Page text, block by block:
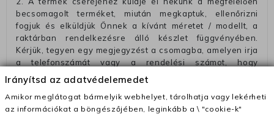
becsomagolt terméket, miután megkaptuk, ellenőrizni
fogjuk és elküldjük Önnek a kívánt méretet / modellt, a
raktárban rendelkezésre álló készlet függvényében.
Kérjük, tegyen egy megjegyzést a csomagba, amelyen irja
a telefonszámát vagy a rendelési számot, hogy
megkönnyitse az azonósitást és a visszatéritést.
Az elküldött csomagok visszautasításra kerülnek, ha
ezeket nem megfelelő módon csomagolják !!
Irányítsd az adatvédelemedet
Amikor meglátogat bármelyik webhelyet, tárolhatja vagy lekérheti
az információkat a böngészőjében, leginkább a \ "cookie-k"